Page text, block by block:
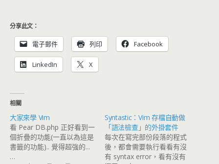
分享此文：
電子郵件 列印 Facebook
LinkedIn X
相關
大家來學 Vim
看 Pear DB.php 正好看到一
個折疊的功能(一直以為這是
書籤的功能).. 覺得超強的...
…
Syntastic：Vim 存檔自動做
「語法檢查」的外掛套件
每次在寫完部份段落的程式
後，都會需要執行看看有沒
有 syntax error，看有沒有